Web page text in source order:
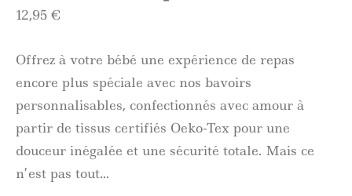
12,95 €
Offrez à votre bébé une expérience de repas
encore plus spéciale avec nos bavoirs
personnalisables, confectionnés avec amour à
partir de tissus certifiés Oeko-Tex pour une
douceur inégalée et une sécurité totale. Mais ce
n’est pas tout…